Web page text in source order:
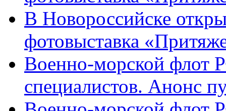
В Новороссийске
фотовыставка
Военно-морской флот
специалистов. Анонс